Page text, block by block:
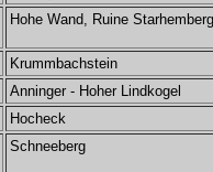
Hohe Wand, Ruine Starhemberg
Krummbachstein
Anninger - Hoher Lindkogel
Hocheck
Schneeberg